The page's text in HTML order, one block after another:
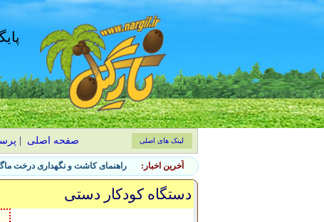
صفحه اصلی لینک های اصلی
آخرین اخبار: راهنمای کاشت و نگهداری درخت
دستگاه کودکار دستی